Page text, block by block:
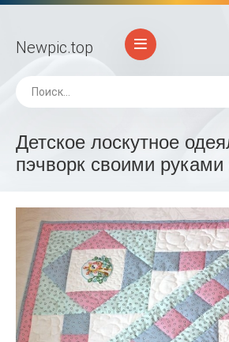
Newpic.top
Детское лоскутное
пэчворк своими